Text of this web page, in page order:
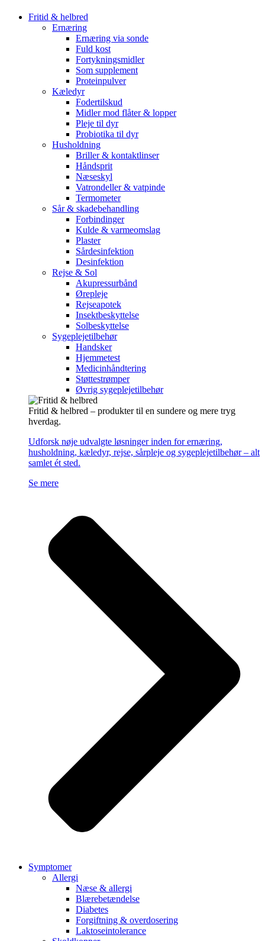
Fritid & helbred
Ernæring
Ernæring via sonde
Fuld kost
Fortykningsmidler
Som supplement
Proteinpulver
Kæledyr
Fodertilskud
Midler mod flåter & lopper
Pleje til dyr
Probiotika til dyr
Husholdning
Briller & kontaktlinser
Håndsprit
Næseskyl
Vatrondeller & vatpinde
Termometer
Sår & skadebehandling
Forbindinger
Kulde & varmeomslag
Plaster
Sårdesinfektion
Desinfektion
Rejse & Sol
Akupressurbånd
Ørepleje
Rejseapotek
Insektbeskyttelse
Solbeskyttelse
Sygeplejetilbehør
Handsker
Hjemmetest
Medicinhåndtering
Støttestrømper
Øvrig sygeplejetilbehør
Fritid & helbred – produkter til en sundere og mere tryg
hverdag.
Udforsk nøje udvalgte løsninger inden for ernæring,
husholdning, kæledyr, rejse, sårpleje og sygeplejetilbehør – alt
samlet ét sted.
Se mere
Symptomer
Allergi
Næse & allergi
Blærebetændelse
Diabetes
Forgiftning & overdosering
Laktoseintolerance